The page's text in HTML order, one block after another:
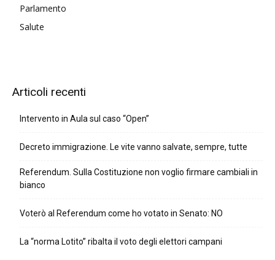
Parlamento
Salute
Articoli recenti
Intervento in Aula sul caso “Open”
Decreto immigrazione. Le vite vanno salvate, sempre, tutte
Referendum. Sulla Costituzione non voglio firmare cambiali in
bianco
Voterò al Referendum come ho votato in Senato: NO
La “norma Lotito” ribalta il voto degli elettori campani